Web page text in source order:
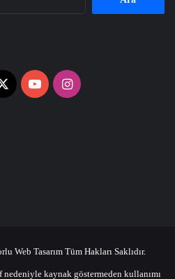
X YouTubeInstagram
Web Tasarım Tüm Hakları Saklıdır.
kaynak göstermeden kullanımı